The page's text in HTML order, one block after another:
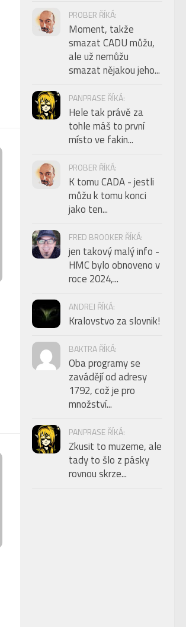
PROBER ŘÍKÁ:
Moment, takže
smazat CADU můžu,
ale už nemůžu
smazat nějakou jeho...
PANPRASE ŘÍKÁ:
Hele tak právě za
tohle máš to první
místo ve fakin...
PROBER ŘÍKÁ:
K tomu CADA - jestli
můžu k tomu konci
jako ten...
FRED BROOKER ŘÍKÁ:
jen takový malý info -
HMC bylo obnoveno v
roce 2024,...
ANDREJ ŘÍKÁ:
Kralovstvo za slovnik!
BAKTRA ŘÍKÁ:
Oba programy se
zavádějí od adresy
1792, což je pro
množství...
PANPRASE ŘÍKÁ:
Zkusit to muzeme, ale
tady to šlo z pásky
rovnou skrze...